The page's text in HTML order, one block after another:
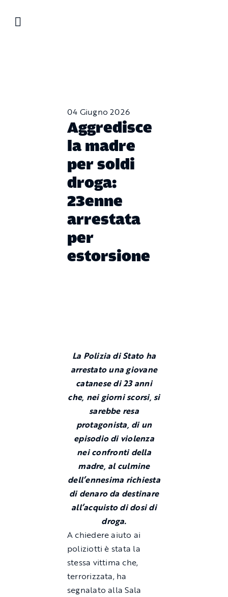
04 Giugno 2026
Aggredisce
la madre
per soldi
droga:
23enne
arrestata
per
estorsione
La Polizia di Stato ha
arrestato una giovane
catanese di 23 anni
che, nei giorni scorsi, si
sarebbe resa
protagonista, di un
episodio di violenza
nei confronti della
madre, al culmine
dell’ennesima richiesta
di denaro da destinare
all’acquisto di dosi di
droga.
A chiedere aiuto ai
poliziotti è stata la
stessa vittima che,
terrorizzata, ha
segnalato alla Sala